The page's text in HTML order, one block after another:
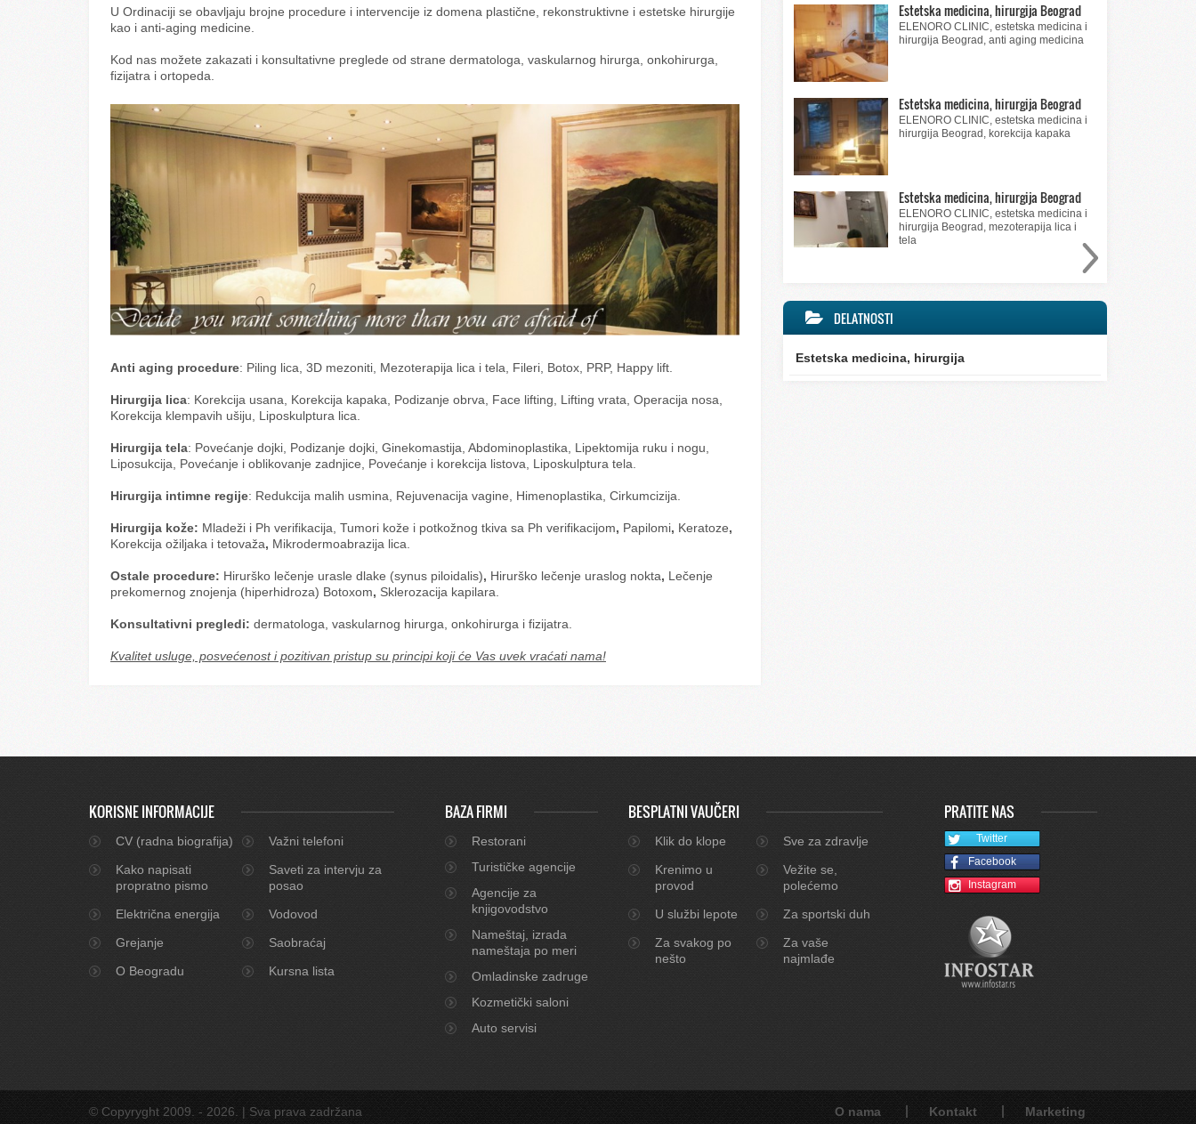
U Ordinaciji se obavljaju brojne procedure i intervencije iz domena plastične, rekonstruktivne i estetske hirurgije
kao i anti-aging medicine.
Kod nas možete zakazati i konsultativne preglede od strane dermatologa, vaskularnog hirurga, onkohirurga,
fizijatra i ortopeda.
Anti aging procedure: Piling lica, 3D mezoniti, Mezoterapija lica i tela, Fileri, Botox, PRP, Happy lift.
Hirurgija lica: Korekcija usana, Korekcija kapaka, Podizanje obrva, Face lifting, Lifting vrata, Operacija nosa,
Korekcija klempavih ušiju, Liposkulptura lica.
Hirurgija tela: Povećanje dojki, Podizanje dojki, Ginekomastija, Abdominoplastika, Lipektomija ruku i nogu,
Liposukcija, Povećanje i oblikovanje zadnjice, Povećanje i korekcija listova, Liposkulptura tela.
Hirurgija intimne regije: Redukcija malih usmina, Rejuvenacija vagine, Himenoplastika, Cirkumcizija.
Hirurgija kože: Mladeži i Ph verifikacija, Tumori kože i potkožnog tkiva sa Ph verifikacijom, Papilomi, Keratoze,
Korekcija ožiljaka i tetovaža, Mikrodermoabrazija lica.
Ostale procedure: Hirurško lečenje urasle dlake (synus piloidalis), Hirurško lečenje uraslog nokta, Lečenje
prekomernog znojenja (hiperhidroza) Botoxom, Sklerozacija kapilara.
Konsultativni pregledi: dermatologa, vaskularnog hirurga, onkohirurga i fizijatra.
Kvalitet usluge, posvećenost i pozitivan pristup su principi koji će Vas uvek vraćati nama!
Estetska medicina, hirurgija Beograd
ELENORO CLINIC, estetska medicina i
hirurgija Beograd, anti aging medicina
Estetska medicina, hirurgija Beograd
ELENORO CLINIC, estetska medicina i
hirurgija Beograd, korekcija kapaka
Estetska medicina, hirurgija Beograd
ELENORO CLINIC, estetska medicina i
hirurgija Beograd, mezoterapija lica i
tela
DELATNOSTI
Estetska medicina, hirurgija
KORISNE INFORMACIJE
CV (radna biografija)
Važni telefoni
Kako napisati
propratno pismo
Saveti za intervju za
posao
Električna energija
Vodovod
Grejanje
Saobraćaj
O Beogradu
Kursna lista
BAZA FIRMI
Restorani
Turističke agencije
Agencije za
knjigovodstvo
Nameštaj, izrada
nameštaja po meri
Omladinske zadruge
Kozmetički saloni
Auto servisi
BESPLATNI VAUČERI
Klik do klope
Sve za zdravlje
Krenimo u
provod
Vežite se,
polećemo
U službi lepote
Za sportski duh
Za svakog po
nešto
Za vaše
najmlađe
PRATITE NAS
Twitter
Facebook
Instagram
O nama Kontakt Marketing
© Copyryght 2009. - 2026. | Sva prava zadržana